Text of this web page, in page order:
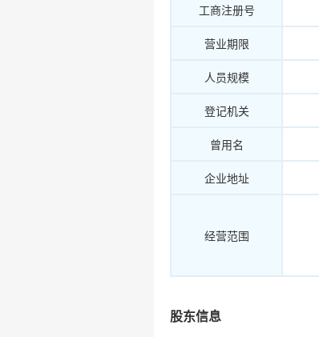
工商注册号
营业期限
人员规模
登记机关
曾用名
企业地址
经营范围
股东信息